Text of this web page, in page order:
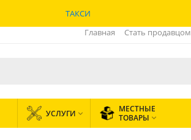
ТАКСИ
Главная Стать продавцом
УСЛУГИ 
МЕСТНЫЕ
ТОВАРЫ 